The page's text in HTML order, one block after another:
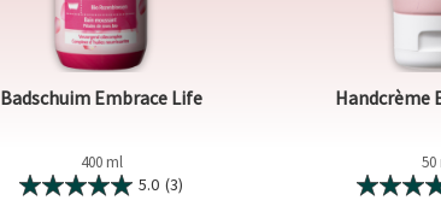
Badschuim Embrace Life
400 ml
5.0 (3)
Handcrème
50